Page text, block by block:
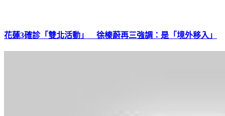
花蓮3確診「雙北活動」 徐榛蔚再三強調：是「境外移入」